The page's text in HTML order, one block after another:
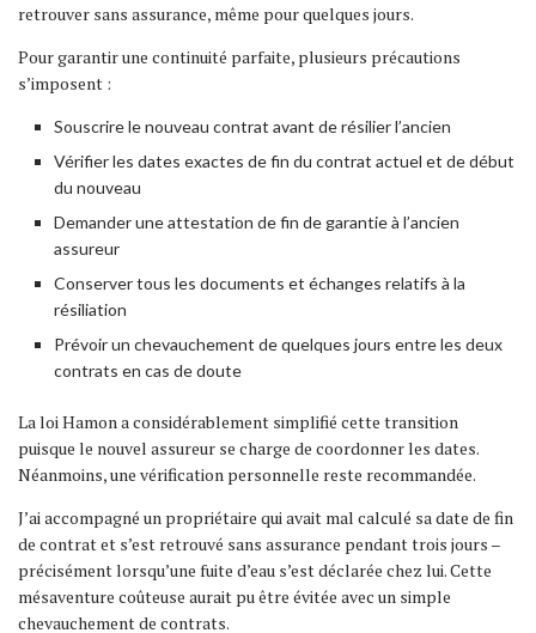
retrouver sans assurance, même pour quelques jours.
Pour garantir une continuité parfaite, plusieurs précautions
s’imposent :
Souscrire le nouveau contrat avant de résilier l’ancien
Vérifier les dates exactes de fin du contrat actuel et de début
du nouveau
Demander une attestation de fin de garantie à l’ancien
assureur
Conserver tous les documents et échanges relatifs à la
résiliation
Prévoir un chevauchement de quelques jours entre les deux
contrats en cas de doute
La loi Hamon a considérablement simplifié cette transition
puisque le nouvel assureur se charge de coordonner les dates.
Néanmoins, une vérification personnelle reste recommandée.
J’ai accompagné un propriétaire qui avait mal calculé sa date de fin
de contrat et s’est retrouvé sans assurance pendant trois jours –
précisément lorsqu’une fuite d’eau s’est déclarée chez lui. Cette
mésaventure coûteuse aurait pu être évitée avec un simple
chevauchement de contrats.